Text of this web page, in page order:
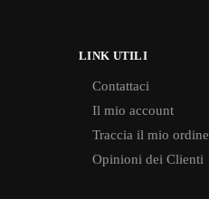
LINK UTILI
Contattaci
Il mio account
Traccia il mio ordine
Opinioni dei Clienti